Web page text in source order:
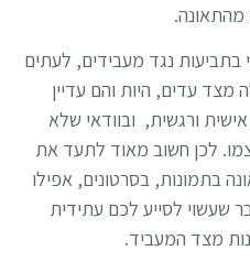
בתביעות נגד מעבידים, לעתים
מצד עדים, היות והם עדיין
ורגשית, ובוודאי שלא
לכן חשוב מאוד לתעד את
בתמונות, בסרטונים, אפילו
שעשוי לסייע לכם עתידית
מצד המעביד.